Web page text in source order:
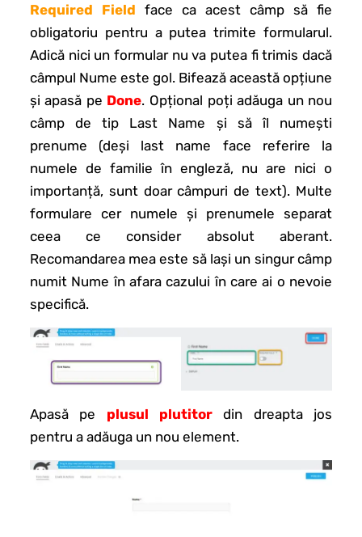
Required Field face ca acest câmp să fie
obligatoriu pentru a putea trimite formularul.
Adică nici un formular nu va putea fi trimis dacă
câmpul Nume este gol. Bifează această opțiune
și apasă pe Done. Opțional poți adăuga un nou
câmp de tip Last Name și să îl numești
prenume (deși last name face referire la
numele de familie în engleză, nu are nici o
importanță, sunt doar câmpuri de text). Multe
formulare cer numele și prenumele separat
ceea ce consider absolut aberant.
Recomandarea mea este să lași un singur câmp
numit Nume în afara cazului în care ai o nevoie
specifică.
Apasă pe plusul plutitor din dreapta jos
pentru a adăuga un nou element.